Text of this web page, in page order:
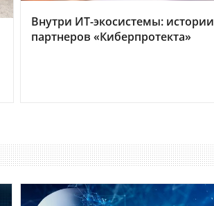
Внутри ИТ-экосистемы: истории
партнеров «Киберпротекта»